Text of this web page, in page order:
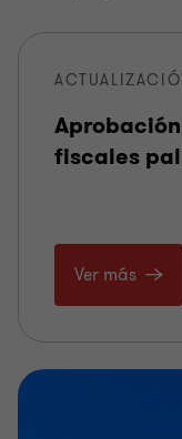
fiscales
Ver más